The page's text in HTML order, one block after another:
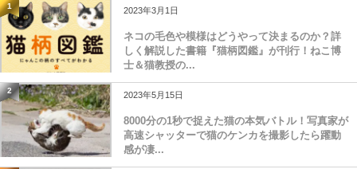
1 2023年3月1日
ネコの毛色や模様はどうやって決まるのか？詳
しく解説した書籍『猫柄図鑑』が刊行！ねこ博
士＆猫教授の...
2 2023年5月15日
8000分の1秒で捉えた猫の本気バトル！写真家が
高速シャッターで猫のケンカを撮影したら躍動
感が凄...